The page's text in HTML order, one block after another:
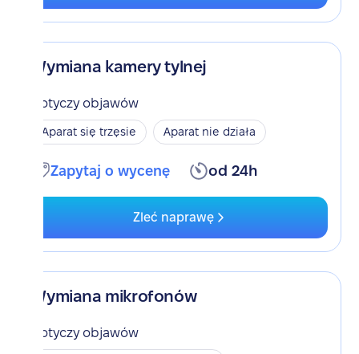
Wymiana kamery tylnej
Dotyczy objawów
Aparat się trzęsie Aparat nie działa
Zapytaj o wycenę od 24h
Zleć naprawę
Wymiana mikrofonów
Dotyczy objawów